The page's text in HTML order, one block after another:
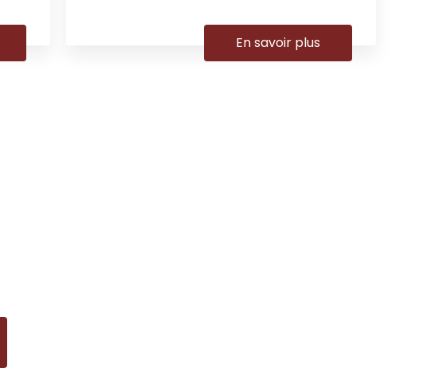
En savoir plus